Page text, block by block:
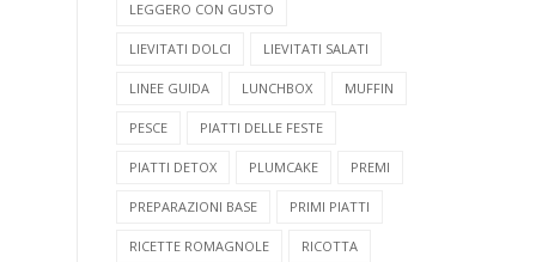
LEGGERO CON GUSTO
LIEVITATI DOLCI LIEVITATI SALATI
LINEE GUIDA LUNCHBOX MUFFIN
PESCE PIATTI DELLE FESTE
PIATTI DETOX PLUMCAKE PREMI
PREPARAZIONI BASE PRIMI PIATTI
RICETTE ROMAGNOLE RICOTTA